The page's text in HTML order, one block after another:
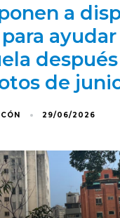
a
ayudar
de
29/06/2026